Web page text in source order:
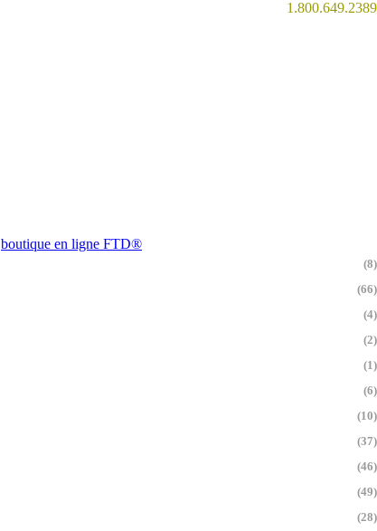
1.800.649.2389
boutique en ligne FTD®
(8)
(66)
(4)
(2)
(1)
(6)
(10)
(37)
(46)
(49)
(28)